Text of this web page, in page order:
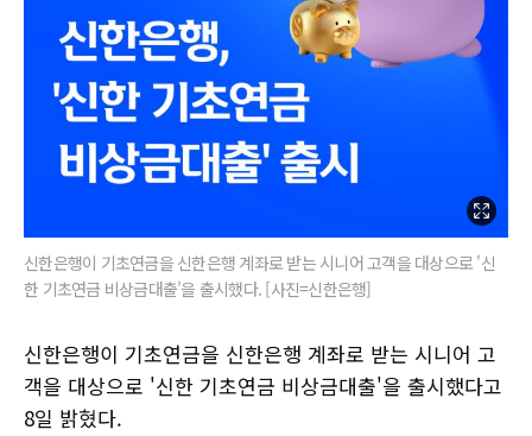
신한은행이 기초연금을 신한은행 계좌로 받는 시니어 고객을 대상으로 '신
한 기초연금 비상금대출'을 출시했다. [사진=신한은행]
신한은행이 기초연금을 신한은행 계좌로 받는 시니어 고
객을 대상으로 '신한 기초연금 비상금대출'을 출시했다고
8일 밝혔다.